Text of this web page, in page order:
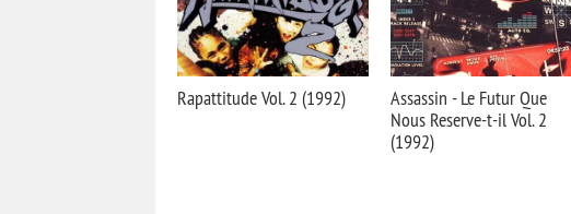
Rapattitude Vol. 2 (1992)
Assassin - Le Futur Que
Nous Reserve-t-il Vol. 2
(1992)